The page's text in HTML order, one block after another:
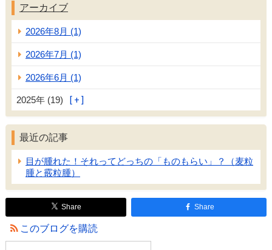
アーカイブ
2026年8月 (1)
2026年7月 (1)
2026年6月 (1)
2025年 (19)
最近の記事
目が腫れた！それってどっちの「ものもらい」？（麦粒
腫と霰粒腫）
Share Share
このブログを購読